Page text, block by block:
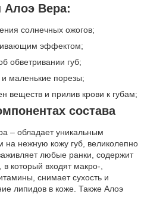
Алоэ Вера:
солнечных ожогов;
эффектом;
обветривании губ;
и маленькие порезы;
веществ и прилив крови к губам;
состава
– обладает уникальным
нежную кожу губ, великолепно
любые ранки, содержит
который входят макро-,
снимает сухость и
липидов в коже. Также Алоэ